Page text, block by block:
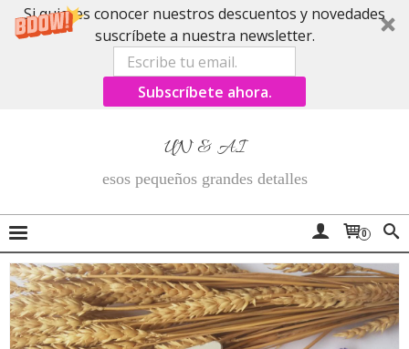
Si quieres conocer nuestros descuentos y novedades
suscríbete a nuestra newsletter.
Subscríbete ahora.
UN & AI
esos pequeños grandes detalles
0